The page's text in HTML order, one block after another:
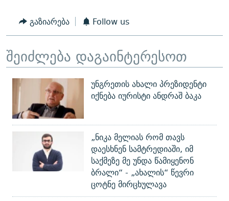
გაზიარება Follow us
შეიძლება დაგაინტერესოთ
უნგრეთის ახალი პრეზიდენტი
იქნება იურისტი ანდრაშ ბაკა
„ნიკა მელიას რომ თავს
დაესხნენ სამტრედიაში, იმ
საქმეზე მე უნდა წამიყენონ
ბრალი“ - „ახალის“ წევრი
ცოტნე მირცხულავა